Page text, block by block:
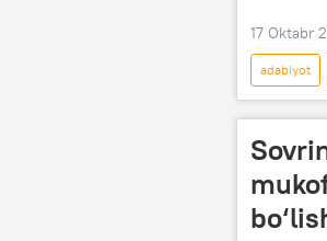
17 Oktabr
adabiyot
mukofot